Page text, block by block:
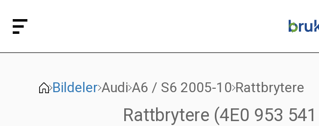
Bildeler Audi A6 / S6 2005-10 Rattbrytere
Rattbrytere (4E0 953